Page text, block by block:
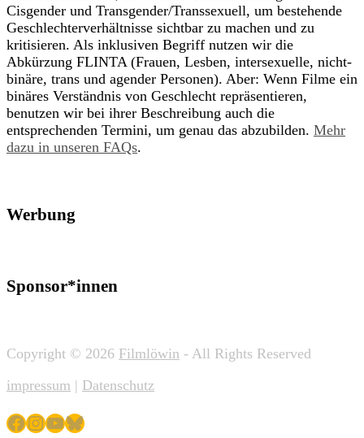
Cisgender und Transgender/Transsexuell, um bestehende
Geschlechterverhältnisse sichtbar zu machen und zu
kritisieren. Als inklusiven Begriff nutzen wir die
Abkürzung FLINTA (Frauen, Lesben, intersexuelle, nicht-
binäre, trans und agender Personen). Aber: Wenn Filme ein
binäres Verständnis von Geschlecht repräsentieren,
benutzen wir bei ihrer Beschreibung auch die
entsprechenden Termini, um genau das abzubilden. Mehr
dazu in unseren FAQs.
Werbung
Sponsor*innen
Copyright © 2026 Filmlöwin - All Rights Reserved
impressum | Datenschutz
Facebook
Instagram
YouTube
Bluesky